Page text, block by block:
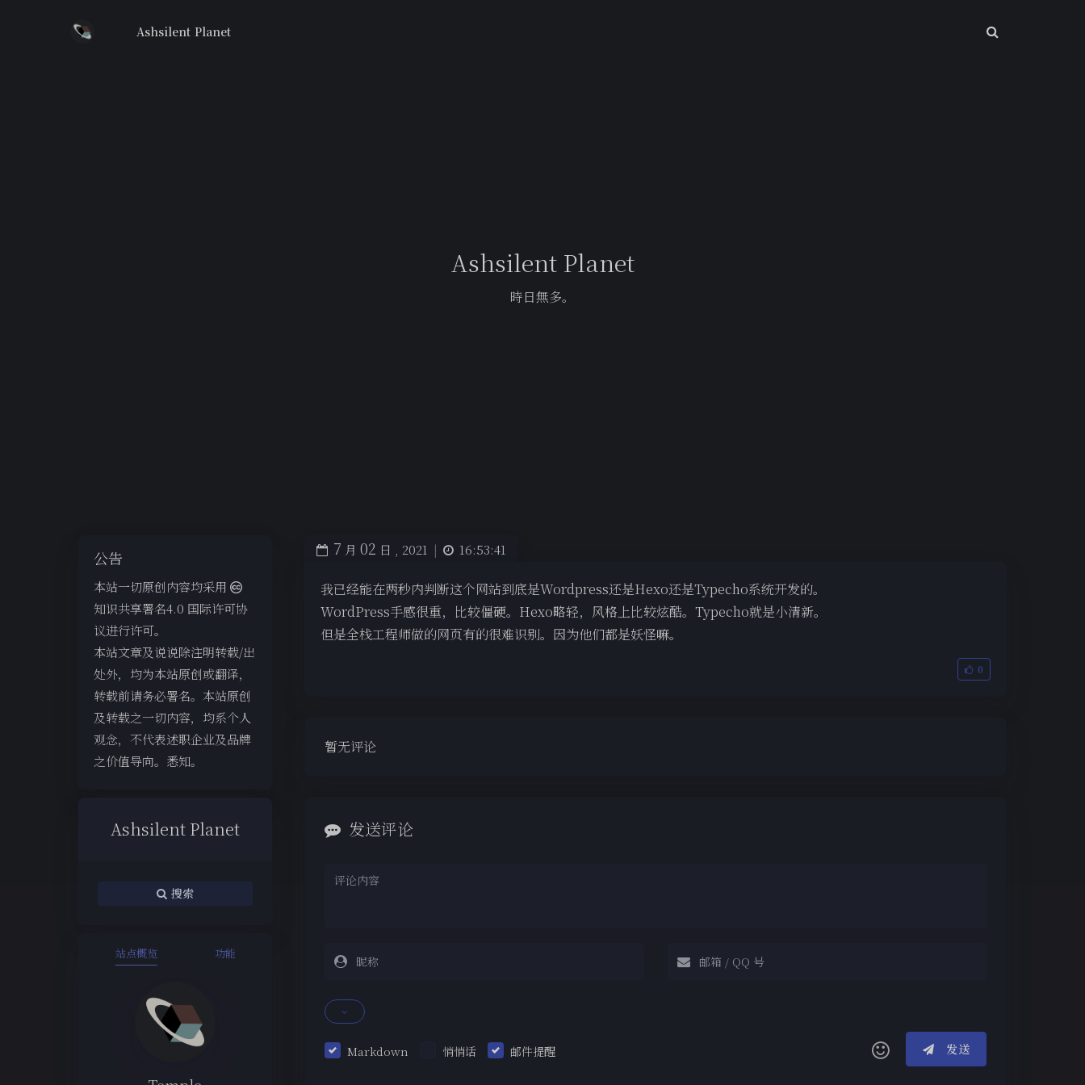
Ashsilent Planet
Ashsilent Planet
時日無多。
夜间模式
浅阴影 深阴影
公告
本站一切原创内容均采用
知识共享署名4.0 国际许可协
议进行许可。
本站文章及说说除注明转载/出
处外，均为本站原创或翻译，
转载前请务必署名。本站原创
及转载之一切内容，均系个人
观念，不代表述职企业及品牌
之价值导向。悉知。
Ashsilent Planet
搜索
站点概览 功能
7 月 02 日 , 2021 | 16:53:41
我已经能在两秒内判断这个网站到底是Wordpress还是Hexo还是Typecho系统开发的。
WordPress手感很重，比较僵硬。Hexo略轻，风格上比较炫酷。Typecho就是小清新。
但是全栈工程师做的网页有的很难识别。因为他们都是妖怪嘛。
0
暂无评论
发送评论
Markdown 悄悄话 邮件提醒 发送